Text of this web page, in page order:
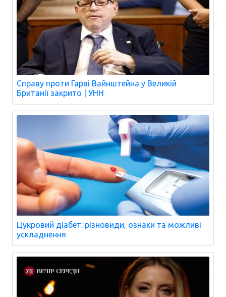
Справу проти Гарві Вайнштейна у Великій
Британії закрито | УНН
Цукровий діабет: різновиди, ознаки та можливі
ускладнення